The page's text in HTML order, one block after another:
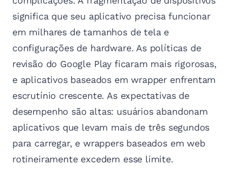
significa que seu aplicativo precisa funcionar
em milhares de tamanhos de tela e
configurações de hardware. As políticas de
revisão do Google Play ficaram mais rigorosas,
e aplicativos baseados em wrapper enfrentam
escrutínio crescente. As expectativas de
desempenho são altas: usuários abandonam
aplicativos que levam mais de três segundos
para carregar, e wrappers baseados em web
rotineiramente excedem esse limite.